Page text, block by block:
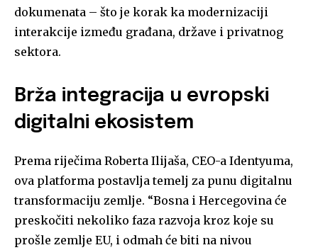
dokumenata – što je korak ka modernizaciji
interakcije između građana, države i privatnog
sektora.
Brža integracija u evropski
digitalni ekosistem
Prema riječima Roberta Ilijaša, CEO-a Identyuma,
ova platforma postavlja temelj za punu digitalnu
transformaciju zemlje. “Bosna i Hercegovina će
preskočiti nekoliko faza razvoja kroz koje su
prošle zemlje EU, i odmah će biti na nivou